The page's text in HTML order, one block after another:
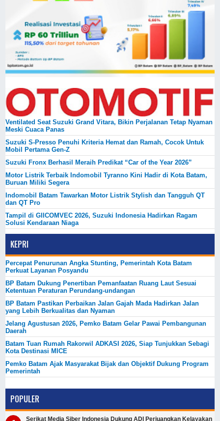
Ventilated Seat Suzuki Grand Vitara, Bikin Perjalanan Tetap Nyaman
Meski Cuaca Panas
Suzuki S-Presso Penuhi Kriteria Hemat dan Ramah, Cocok Untuk
Mobil Pertama Gen-Z
Suzuki Fronx Berhasil Meraih Predikat “Car of the Year 2026”
Motor Listrik Terbaik Indomobil Tyranno Kini Hadir di Kota Batam,
Buruan Miliki Segera
Indomobil Batam Tawarkan Motor Listrik Stylish dan Tangguh QT
dan QT Pro
Tampil di GIICOMVEC 2026, Suzuki Indonesia Hadirkan Ragam
Solusi Kendaraan Niaga
KEPRI
Percepat Penurunan Angka Stunting, Pemerintah Kota Batam
Perkuat Layanan Posyandu
BP Batam Dukung Penertiban Pemanfaatan Ruang Laut Sesuai
Ketentuan Peraturan Perundang-undangan
BP Batam Pastikan Perbaikan Jalan Gajah Mada Hadirkan Jalan
yang Lebih Berkualitas dan Nyaman
Jelang Agustusan 2026, Pemko Batam Gelar Pawai Pembangunan
Daerah
Batam Tuan Rumah Rakorwil ADKASI 2026, Siap Tunjukkan Sebagi
Kota Destinasi MICE
Pemko Batam Ajak Masyarakat Bijak dan Objektif Dukung Program
Pemerintah
POPULER
Serikat Media Siber Indonesia Dukung ADI Perjuangkan Kelayakan